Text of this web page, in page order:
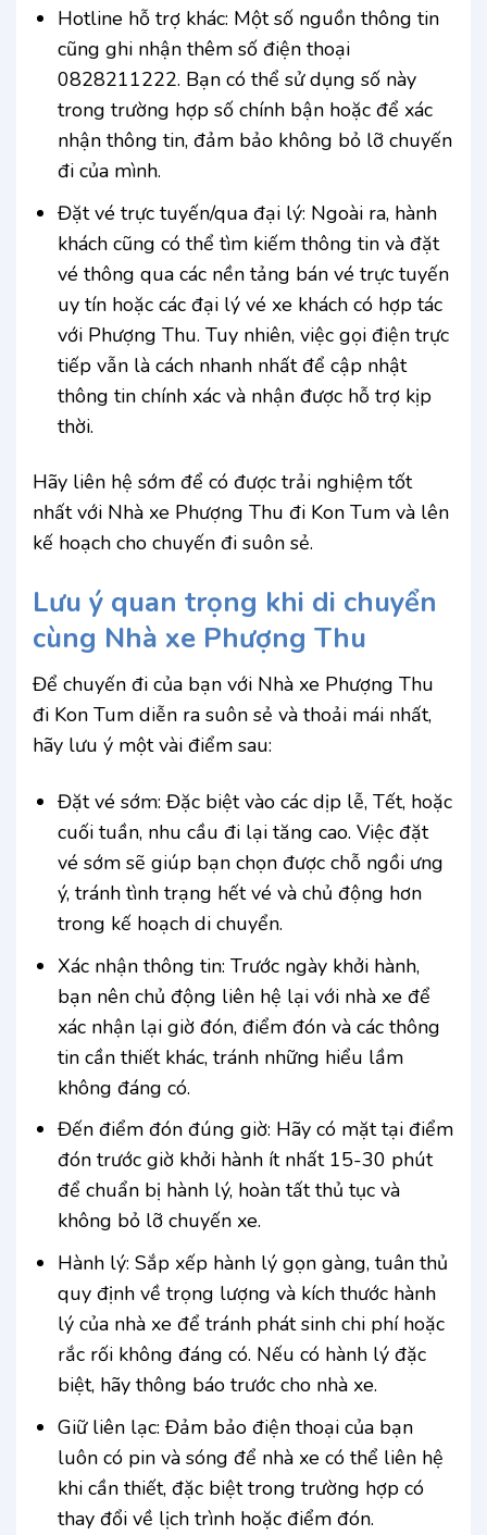
Hotline hỗ trợ khác: Một số nguồn thông tin
cũng ghi nhận thêm số điện thoại
0828211222. Bạn có thể sử dụng số này
trong trường hợp số chính bận hoặc để xác
nhận thông tin, đảm bảo không bỏ lỡ chuyến
đi của mình.
Đặt vé trực tuyến/qua đại lý: Ngoài ra, hành
khách cũng có thể tìm kiếm thông tin và đặt
vé thông qua các nền tảng bán vé trực tuyến
uy tín hoặc các đại lý vé xe khách có hợp tác
với Phượng Thu. Tuy nhiên, việc gọi điện trực
tiếp vẫn là cách nhanh nhất để cập nhật
thông tin chính xác và nhận được hỗ trợ kịp
thời.
Hãy liên hệ sớm để có được trải nghiệm tốt
nhất với Nhà xe Phượng Thu đi Kon Tum và lên
kế hoạch cho chuyến đi suôn sẻ.
Lưu ý quan trọng khi di chuyển
cùng Nhà xe Phượng Thu
Để chuyến đi của bạn với Nhà xe Phượng Thu
đi Kon Tum diễn ra suôn sẻ và thoải mái nhất,
hãy lưu ý một vài điểm sau:
Đặt vé sớm: Đặc biệt vào các dịp lễ, Tết, hoặc
cuối tuần, nhu cầu đi lại tăng cao. Việc đặt
vé sớm sẽ giúp bạn chọn được chỗ ngồi ưng
ý, tránh tình trạng hết vé và chủ động hơn
trong kế hoạch di chuyển.
Xác nhận thông tin: Trước ngày khởi hành,
bạn nên chủ động liên hệ lại với nhà xe để
xác nhận lại giờ đón, điểm đón và các thông
tin cần thiết khác, tránh những hiểu lầm
không đáng có.
Đến điểm đón đúng giờ: Hãy có mặt tại điểm
đón trước giờ khởi hành ít nhất 15-30 phút
để chuẩn bị hành lý, hoàn tất thủ tục và
không bỏ lỡ chuyến xe.
Hành lý: Sắp xếp hành lý gọn gàng, tuân thủ
quy định về trọng lượng và kích thước hành
lý của nhà xe để tránh phát sinh chi phí hoặc
rắc rối không đáng có. Nếu có hành lý đặc
biệt, hãy thông báo trước cho nhà xe.
Giữ liên lạc: Đảm bảo điện thoại của bạn
luôn có pin và sóng để nhà xe có thể liên hệ
khi cần thiết, đặc biệt trong trường hợp có
thay đổi về lịch trình hoặc điểm đón.